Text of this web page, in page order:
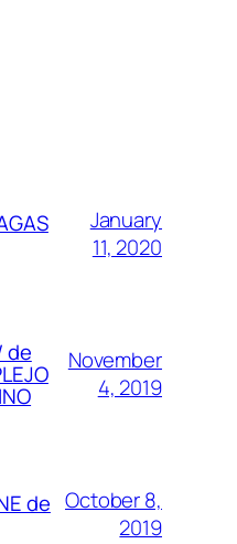
January
11, 2020
de
November
4, 2019
de October 8,
2019